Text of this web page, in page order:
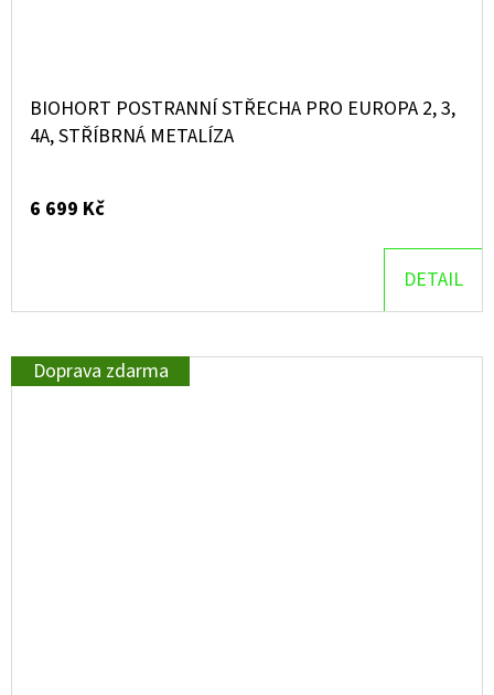
BIOHORT POSTRANNÍ STŘECHA PRO EUROPA 2, 3,
4A, STŘÍBRNÁ METALÍZA
6 699 Kč
DETAIL
Doprava zdarma